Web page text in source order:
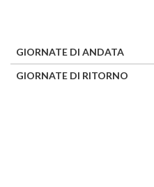
GIORNATE DI ANDATA
GIORNATE DI RITORNO